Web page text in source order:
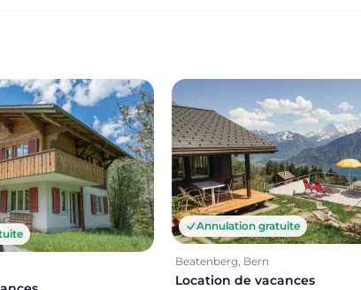
Annulation gratuite
Beatenberg, Bern
Location de vacances